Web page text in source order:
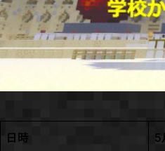
日時
5